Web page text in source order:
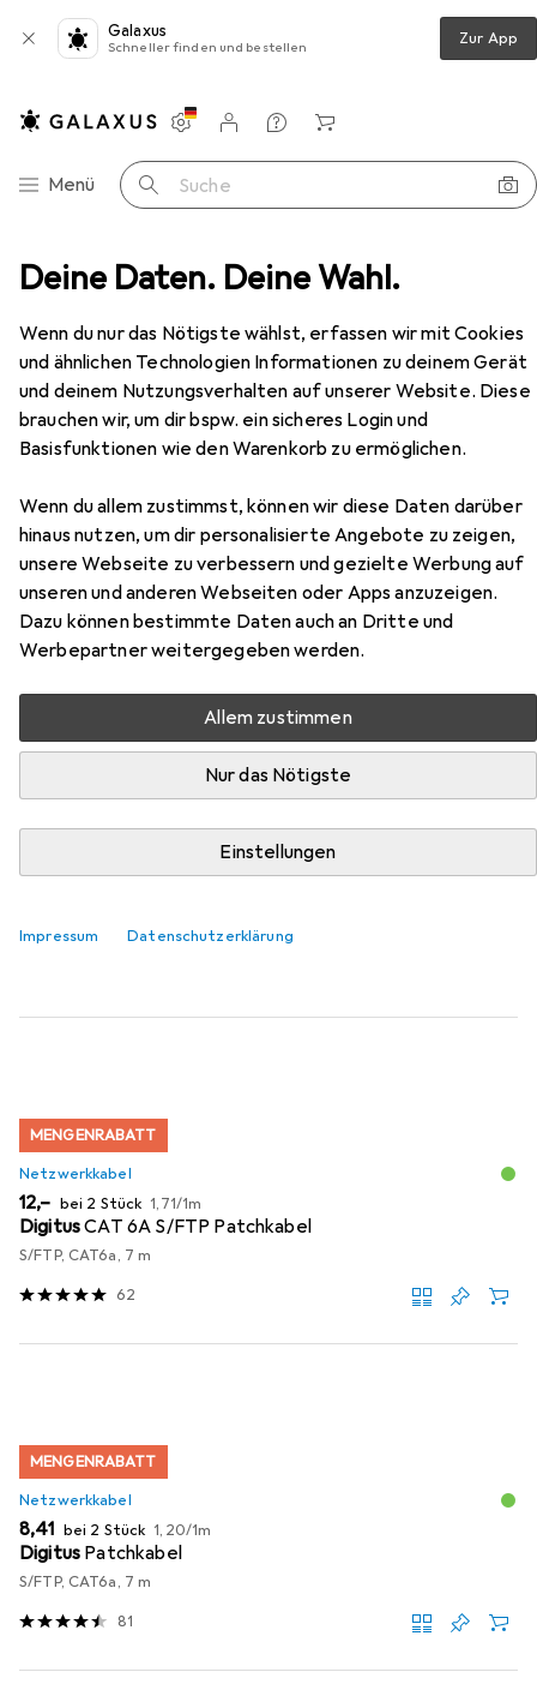
Deine Daten. Deine Wahl.
Wenn du nur das Nötigste wählst, erfassen wir mit Cookies
und ähnlichen Technologien Informationen zu deinem Gerät
und deinem Nutzungsverhalten auf unserer Website. Diese
brauchen wir, um dir bspw. ein sicheres Login und
Basisfunktionen wie den Warenkorb zu ermöglichen.
Wenn du allem zustimmst, können wir diese Daten darüber
hinaus nutzen, um dir personalisierte Angebote zu zeigen,
unsere Webseite zu verbessern und gezielte Werbung auf
unseren und anderen Webseiten oder Apps anzuzeigen.
Dazu können bestimmte Daten auch an Dritte und
Werbepartner weitergegeben werden.
Allem zustimmen
Nur das Nötigste
Einstellungen
Impressum Datenschutzerklärung
Galaxus
Schneller finden und bestellen Zur App
Navigation nach Kategorien
Menü Suche
Einstellungen
Kundenkonto
Vergleichslisten
Merklisten
Warenkorb
Netzwerkkabel Digitus Patchkabel Cat6a S
EUR
11,71 bei 2 Stück EUR
1,68/1m
Digitus Patchkabel Cat6a S
S/FTP, CAT6a, 7 m
Zubehör für Digitus Patchkabel
Cat6a S
Hier findest du passendes Zubehör zum Produkt Digitus
Patchkabel Cat6a S aus der Kategorie Netzwerkkabel.
Relevanz
EUR
2,62 bei 2 Stück EUR
10,48/1m
S/FTP, CAT6a, 0.25 m
MENGENRABATT
Netzwerkkabel
EUR
12,– bei 2 Stück EUR
1,71/1m
DigitusCAT 6A S/FTP Patchkabel
S/FTP, CAT6a, 7 m
62
MENGENRABATT
Netzwerkkabel
EUR
8,41 bei 2 Stück EUR
1,20/1m
Digitus Patchkabel
S/FTP, CAT6a, 7 m
81